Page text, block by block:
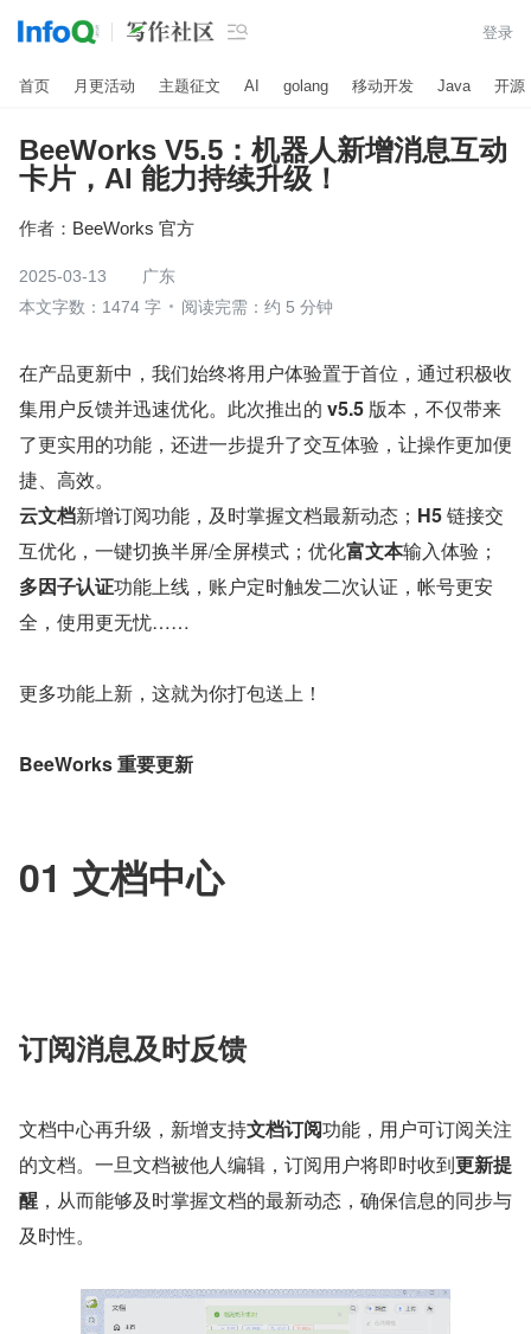
 登录
首页 月更活动 主题征文 AI golang 移动开发 Java 开源
BeeWorks V5.5：机器人新增消息互动
卡片，AI 能力持续升级！
作者： BeeWorks 官方
2025-03-13
广东
本文字数：1474 字
阅读完需：约 5 分钟
在产品更新中，我们始终将用户体验置于首位，通过积极收
集用户反馈并迅速优化。此次推出的 v5.5 版本，不仅带来
了更实用的功能，还进一步提升了交互体验，让操作更加便
捷、高效。
云文档新增订阅功能，及时掌握文档最新动态； H5 链接交
互优化，一键切换半屏/全屏模式；优化富文本输入体验；
多因子认证功能上线，账户定时触发二次认证，帐号更安
全，使用更无忧……
更多功能上新，这就为你打包送上！
BeeWorks 重要更新
01 文档中心
订阅消息及时反馈
文档中心再升级，新增支持文档订阅功能，用户可订阅关注
的文档。一旦文档被他人编辑，订阅用户将即时收到更新提
醒 ，从而能够及时掌握文档的最新动态，确保信息的同步与
及时性。